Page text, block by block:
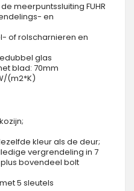
meerpuntssluiting FUHR
en
of rolscharnieren en
glas
blad: 70mm
(m2*K)
kleur als de deur;
vergrendeling in 7
bovendeel bolt
5 sleutels